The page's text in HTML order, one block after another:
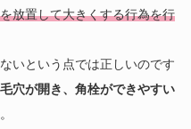
放置して大きくする行為を行
いという点では正しいのです
穴が開き、角栓ができやすい